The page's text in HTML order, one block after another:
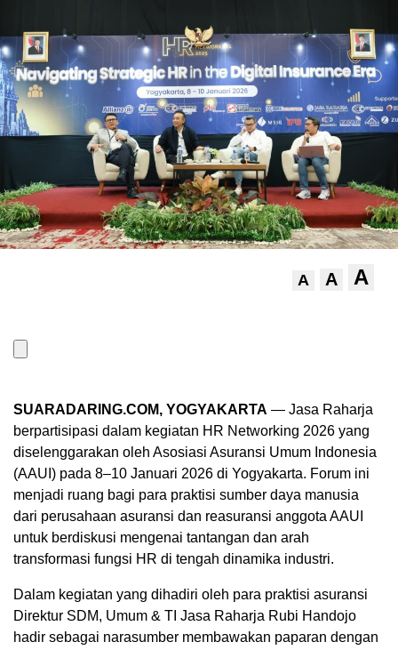
A A A
SUARADARING.COM, YOGYAKARTA — Jasa Raharja
berpartisipasi dalam kegiatan HR Networking 2026 yang
diselenggarakan oleh Asosiasi Asuransi Umum Indonesia
(AAUI) pada 8–10 Januari 2026 di Yogyakarta. Forum ini
menjadi ruang bagi para praktisi sumber daya manusia
dari perusahaan asuransi dan reasuransi anggota AAUI
untuk berdiskusi mengenai tantangan dan arah
transformasi fungsi HR di tengah dinamika industri.
Dalam kegiatan yang dihadiri oleh para praktisi asuransi
Direktur SDM, Umum & TI Jasa Raharja Rubi Handojo
hadir sebagai narasumber membawakan paparan dengan